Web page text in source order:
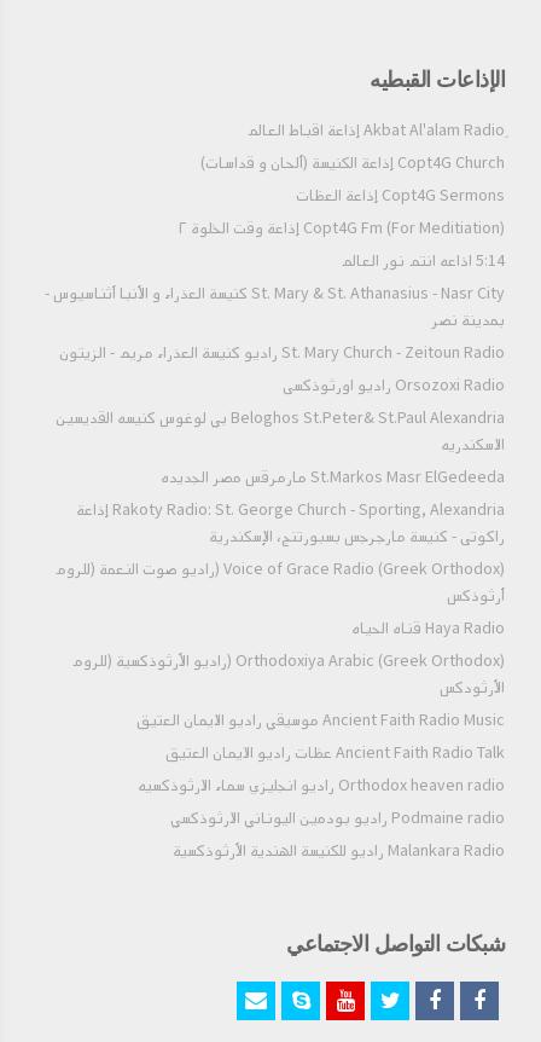
الإذاعات القبطيه
Copt4G Church إذاعة الكنيسة (ألحان و قداسات)
Copt4G Sermons إذاعة العظات
Copt4G Fm (For Meditiation) إذاعة وقت الخلوة ٢
5:14 اذاعه انتم نور العالم
St. Mary & St. Athanasius - Nasr City كنيسة العذراء و الأنبا أثناسيوس -
بمدينة نصر
St. Mary Church - Zeitoun Radio راديو كنيسة العذراء مريم - الزيتون
Orsozoxi Radio راديو اورثوذكسى
Beloghos St.Peter& St.Paul Alexandria بي لوغوس كنيسه القديسين
الاسكندريه
St.Markos Masr ElGedeeda مارمرقس مصر الجديده
Rakoty Radio: St. George Church - Sporting, Alexandria إذاعة
راكوتى - كنيسة مارجرجس بسبورتنج، الإسكندرية
Voice of Grace Radio (Greek Orthodox) (راديو صوت النعمة (للروم
أرثوذكس
Haya Radio قناه الحياه
Orthodoxiya Arabic (Greek Orthodox) (راديو الأرثوذكسية (للروم
الأرثودكس
Ancient Faith Radio Music موسيقي راديو الايمان العتيق
Ancient Faith Radio Talk عظات راديو الايمان العتيق
Orthodox heaven radio راديو انجليزي سماء الارثوذكسيه
Podmaine radio راديو بودمين اليوناني الارثوذكسي
Malankara Radio راديو للكنيسة الهندية الأرثوذكسية
شبكات التواصل الاجتماعي